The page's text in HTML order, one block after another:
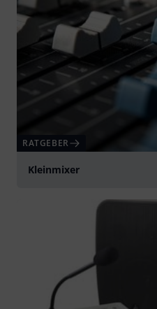
RATGEBER
Kleinmixer